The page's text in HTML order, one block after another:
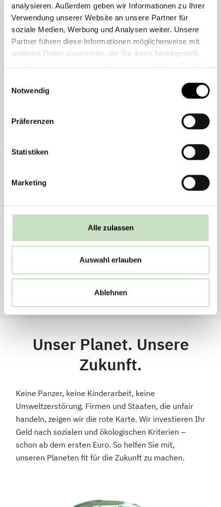
analysieren. Außerdem geben wir Informationen zu Ihrer
Verwendung unserer Website an unsere Partner für
soziale Medien, Werbung und Analysen weiter. Unsere
Partner führen diese Informationen möglicherweise mit
weiteren Daten zusammen, die Sie ihnen bereitgestellt
Notwendig
Präferenzen
Statistiken
Marketing
Alle zulassen
Auswahl erlauben
Ablehnen
über 100 Mio Euro
direkte Hilfe
Weltweites Netzwerk
in 80 Ländern
Unser Planet. Unsere
Zukunft.
Keine Panzer, keine Kinderarbeit, keine
Umweltzerstörung. Firmen und Staaten, die unfair
handeln, zeigen wir die rote Karte. Wir investieren Ihr
Geld nach sozialen und ökologischen Kriterien –
schon ab dem ersten Euro. So helfen Sie mit,
unseren Planeten fit für die Zukunft zu machen.